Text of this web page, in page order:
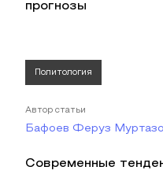
прогнозы
Политология
Автор статьи
Бафоев Феруз
Современные